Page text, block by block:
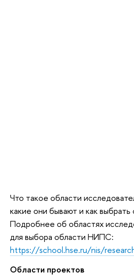
Что такое области
какие они бывают и как выбрать
Подробнее об областях
для выбора области НИПС:
https://school.hse.ru/nis/
Области проектов